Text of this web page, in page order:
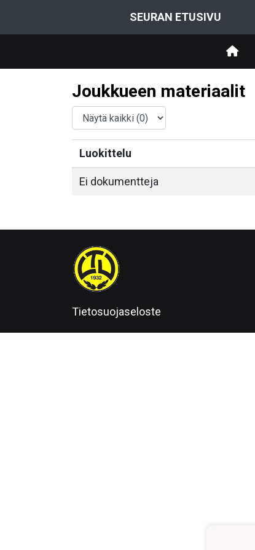
SEURAN ETUSIVU
Joukkueen materiaalit
Luokittelu
Ei dokumentteja
Tietosuojaseloste